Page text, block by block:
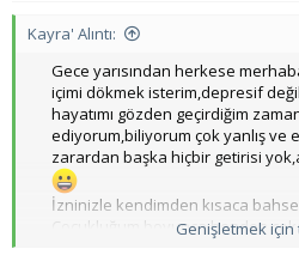
Kayra' Alıntı:
Gece yarısından herkese
içimi dökmek isterim,depresif
hayatımı gözden geçirdiğim
ediyorum,biliyorum çok yanlış ve
zarardan başka hiçbir getirisi
İzninizle kendimden kısaca
Çocukluğum boyunca benden
Genişletmek için